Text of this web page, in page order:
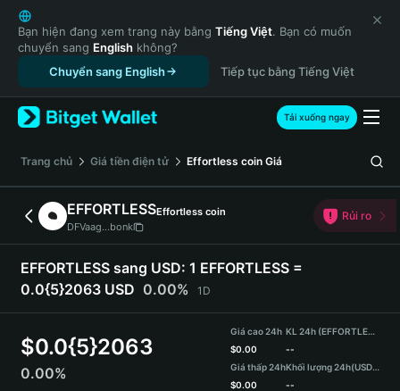
English
日本語
Tiếng Việt
Русский
Español (Latinoamérica)
Türkçe
Français
Deutsch
简体中文
繁體中文
Português (Portugal)
Bahasa Indonesia
ภาษาไทย
हिन्दी
Español
Português (Brasil)
Bạn hiện đang xem trang này bằng Tiếng Việt. Bạn có muốn
chuyển sang English không?
Chuyển sang English
Tiếp tục bằng Tiếng Việt
Tải xuống ngay
‌Trang chủ Giá tiền điện tử Effortless coin Giá
EFFORTLESSEffortless coin
DFVaag...bonk
Rủi ro
EFFORTLESS sang USD: 1 EFFORTLESS =
0.0{5}2063 USD 0.00% 1D
$0.0{5}2063
0.00%
Giá cao 24h
$0.00
Giá thấp 24h
$0.00
KL 24h (EFFORTLESS)
--
Khối lượng 24h(USDT)
--